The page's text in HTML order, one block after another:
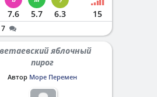
7.6 5.7 6.3 15
7
пирог
Автор Море Перемен